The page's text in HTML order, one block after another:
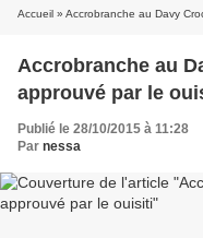
Accueil » Accrobranche au Davy
Accrobranche au
approuvé par le
Publié le 28/10/2015 à 11:28
Par nessa